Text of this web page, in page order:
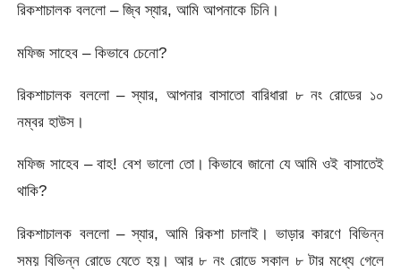
রিকশাচালক বললো – জ্বি স্যার, আমি আপনাকে চিনি।
মফিজ সাহেব – কিভাবে চেনো?
রিকশাচালক বললো – স্যার, আপনার বাসাতো বারিধারা ৮ নং রোডের ১০
নম্বর হাউস।
মফিজ সাহেব – বাহ! বেশ ভালো তো। কিভাবে জানো যে আমি ওই বাসাতেই
থাকি?
রিকশাচালক বললো – স্যার, আমি রিকশা চালাই। ভাড়ার কারণে বিভিন্ন
সময় বিভিন্ন রোডে যেতে হয়। আর ৮ নং রোডে সকাল ৮ টার মধ্যে গেলে